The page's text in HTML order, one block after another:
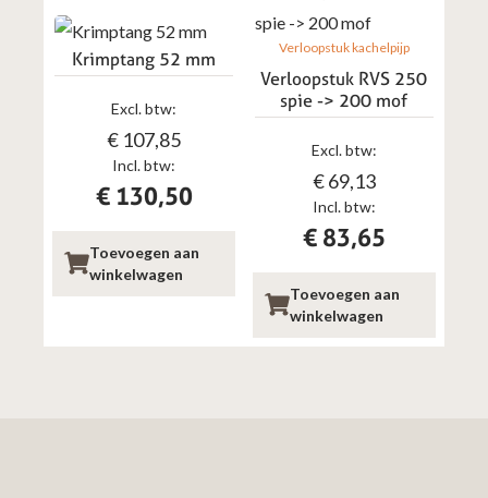
Krimptang 52 mm
Incl. btw:
€130,50
Excl. btw:
€ 107,85
Toevoegen aan
winkelwagen
Verloopstuk kachelpijp
Verloopstuk RVS 250
spie -> 200 mof
Incl. btw:
€83,65
Excl. btw:
€69,13
Toevoegen aan
winkelwagen